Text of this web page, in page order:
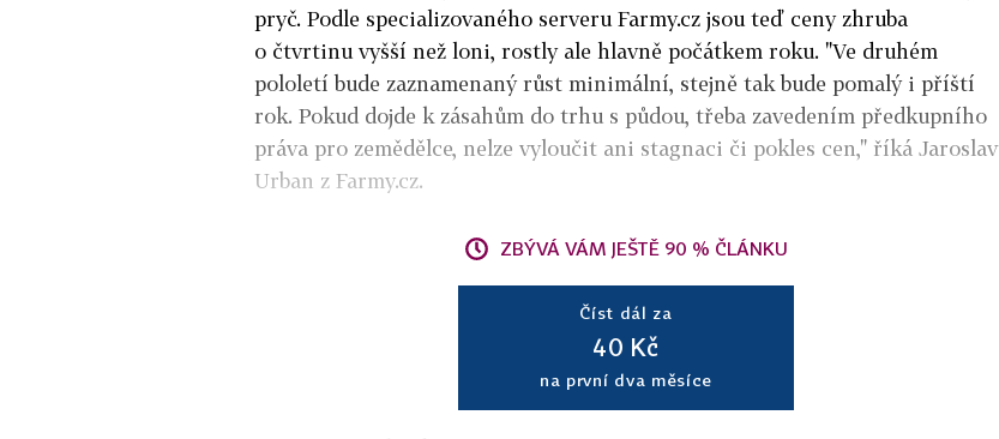
pryč. Podle specializovaného serveru Farmy.cz jsou teď ceny zhruba
o čtvrtinu vyšší než loni, rostly ale hlavně počátkem roku. "Ve druhém
pololetí bude zaznamenaný růst minimální, stejně tak bude pomalý i příští
rok. Pokud dojde k zásahům do trhu s půdou, třeba zavedením předkupního
práva pro zemědělce, nelze vyloučit ani stagnaci či pokles cen," říká Jaroslav
Urban z Farmy.cz.
ZBÝVÁ VÁM JEŠTĚ 90 % ČLÁNKU
Číst dál za
40 Kč
na první dva měsíce